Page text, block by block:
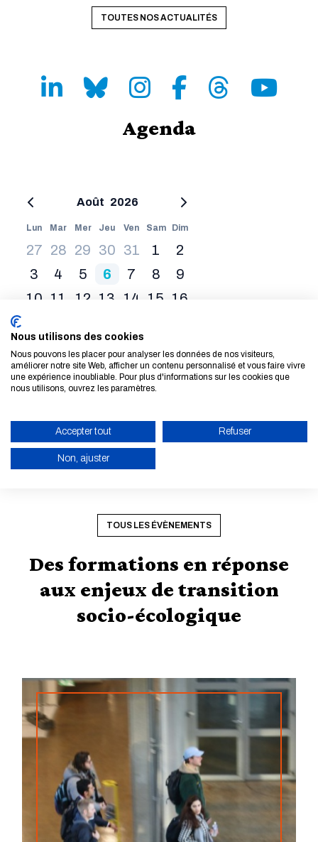
ANNULER
TOUTES NOS ACTUALITÉS
LinkedIn Bluesky InstagramFacebook Threads Youtube
Agenda
Août 2026
Lun Mar Mer Jeu Ven Sam Dim
27 28 29 30 31 1
2
3
4 5 6 7 8
9
10 11 12 13 14 15 16
31
1 2 3 4 5 6
State of the Map
2026
Salon Sibca
TOUS LES ÉVÈNEMENTS
Des formations en réponse
aux enjeux de transition
socio-écologique
Nous utilisons des cookies
Nous pouvons les placer pour analyser les données de nos visiteurs,
améliorer notre site Web, afficher un contenu personnalisé et vous faire vivre
une expérience inoubliable. Pour plus d'informations sur les cookies que
nous utilisons, ouvrez les paramètres.
Accepter tout Refuser
Non, ajuster